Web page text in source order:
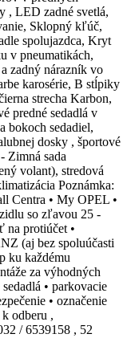
, LED zadné svetlá,
Sklopný kľúč,
spolujazdca, Kryt
v pneumatikách,
zadný nárazník vo
karosérie, B stĺpiky
strecha Karbon,
predné sedadlá v
bokoch sedadiel,
dosky , športové
Zimná sada
volant), stredová
Poznámka:
Centra • My OPEL •
so zľavou 25 -
na protiúčet •
(aj bez spoluúčasti
ku každému
za výhodných
• parkovacie
• označenie
odberu ,
/ 6539158 , 52